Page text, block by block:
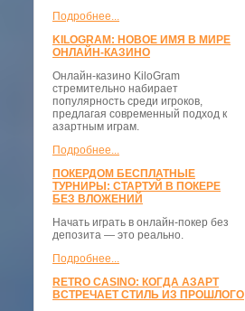
Подробнее...
KILOGRAM: НОВОЕ ИМЯ В МИРЕ
ОНЛАЙН-КАЗИНО
Онлайн-казино KiloGram
стремительно набирает
популярность среди игроков,
предлагая современный подход к
азартным играм.
Подробнее...
ПОКЕРДОМ БЕСПЛАТНЫЕ
ТУРНИРЫ: СТАРТУЙ В ПОКЕРЕ
БЕЗ ВЛОЖЕНИЙ
Начать играть в онлайн-покер без
депозита — это реально.
Подробнее...
RETRO CASINO: КОГДА АЗАРТ
ВСТРЕЧАЕТ СТИЛЬ ИЗ ПРОШЛОГО